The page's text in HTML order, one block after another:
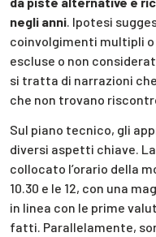
negli anni. Ipotesi
coinvolgimenti multipli
escluse o non
si tratta di narrazioni
che non trovano
Sul piano tecnico, gli
diversi aspetti chiave.
collocato l’orario della
10.30 e le 12, con una
in linea con le prime
fatti. Parallelamente,